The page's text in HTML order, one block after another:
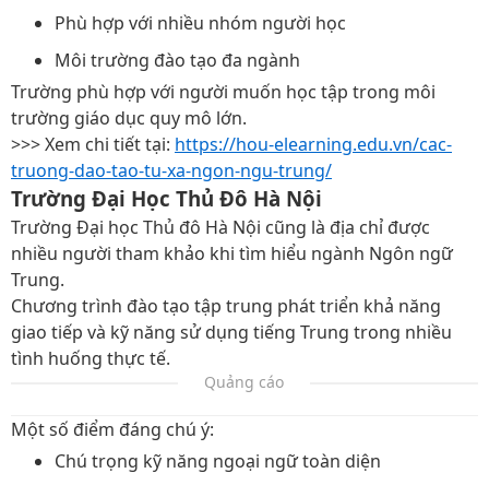
Phù hợp với nhiều nhóm người học
Môi trường đào tạo đa ngành
Trường phù hợp với người muốn học tập trong môi
trường giáo dục quy mô lớn.
>>> Xem chi tiết tại: https://hou-elearning.edu.vn/cac-
truong-dao-tao-tu-xa-ngon-ngu-trung/
Trường Đại Học Thủ Đô Hà Nội
Trường Đại học Thủ đô Hà Nội cũng là địa chỉ được
nhiều người tham khảo khi tìm hiểu ngành Ngôn ngữ
Trung.
Chương trình đào tạo tập trung phát triển khả năng
giao tiếp và kỹ năng sử dụng tiếng Trung trong nhiều
tình huống thực tế.
Quảng cáo
Một số điểm đáng chú ý:
Chú trọng kỹ năng ngoại ngữ toàn diện